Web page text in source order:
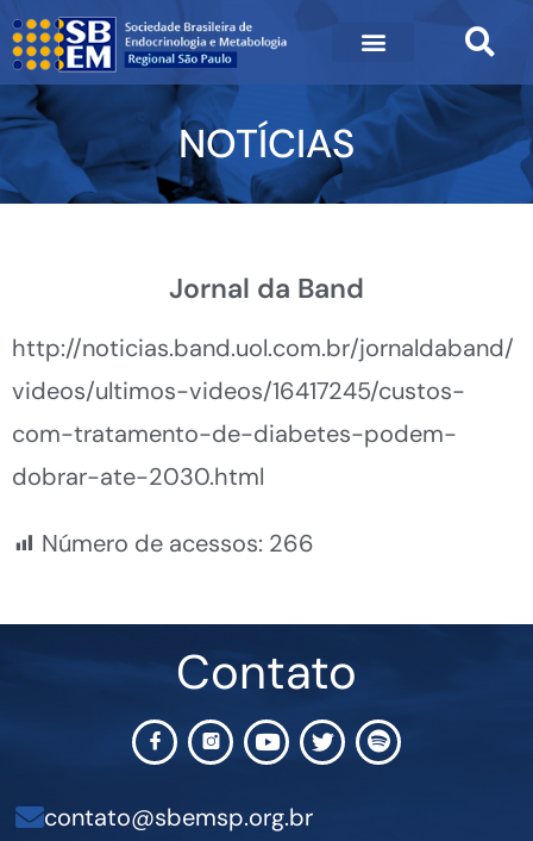
NOTÍCIAS
Jornal da Band
http://noticias.band.uol.com.br/jornaldaband/
videos/ultimos-videos/16417245/custos-
com-tratamento-de-diabetes-podem-
dobrar-ate-2030.html
Número de acessos: 266
Contato
contato@sbemsp.org.br